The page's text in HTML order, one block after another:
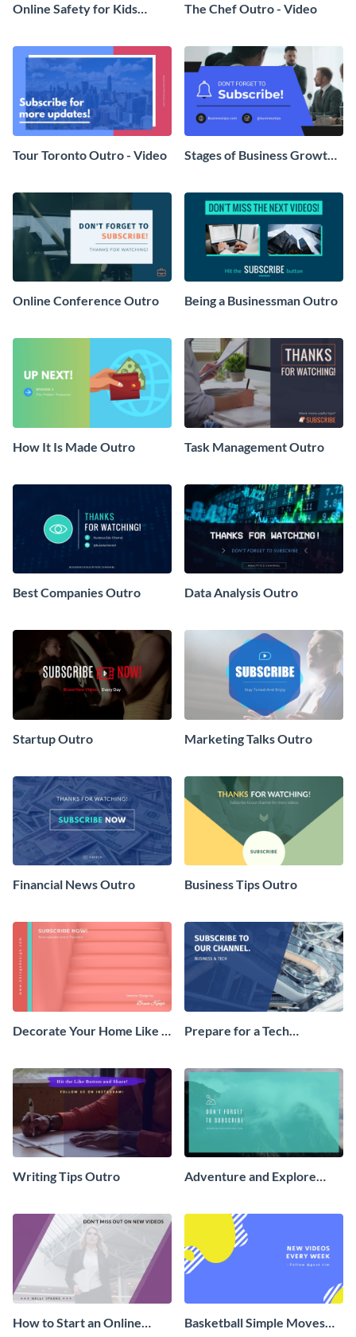
Online Safety for Kids
The Chef Outro - Video
Tour Toronto Outro - Video
Stages of Business Growth
Online Conference Outro Being a Businessman Outro
How It Is Made Outro Task Management Outro
Best Companies Outro Data Analysis Outro
Startup Outro Marketing Talks Outro
Financial News Outro Business Tips Outro
Decorate Your Home Like a
Prepare for a Tech
Writing Tips Outro
Adventure and Explore
How to Start an Online
Basketball Simple Moves